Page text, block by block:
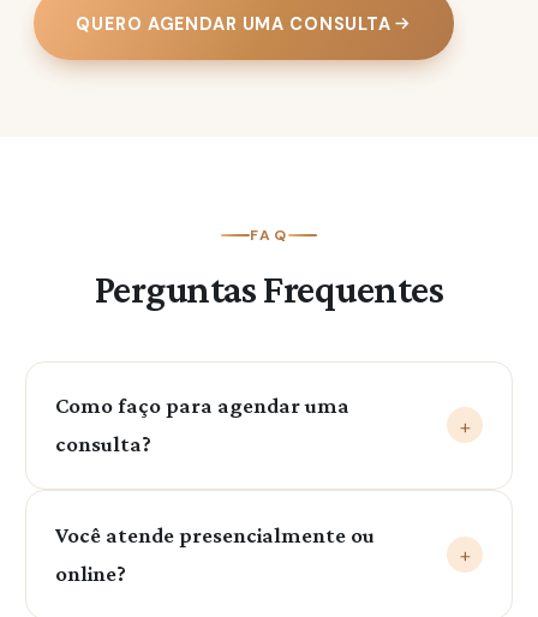
QUERO AGENDAR UMA CONSULTA
FAQ
Perguntas Frequentes
Como faço para agendar uma
consulta?
+
99999-0403. Será um prazer te ajudar!
Você atende presencialmente ou
online?
+